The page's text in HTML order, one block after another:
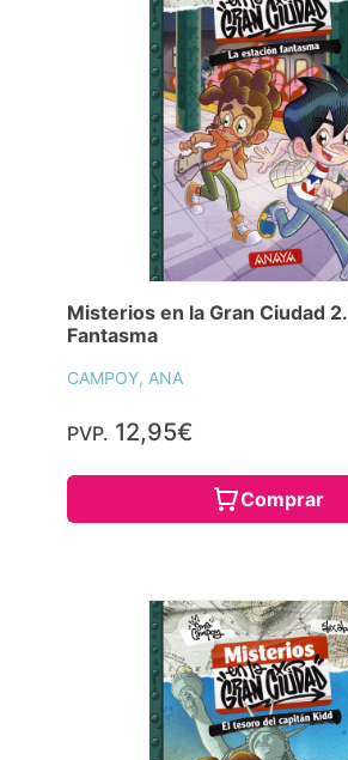
Misterios en la Gran Ciudad
Fantasma
CAMPOY, ANA
PVP. 12,95€
Comprar